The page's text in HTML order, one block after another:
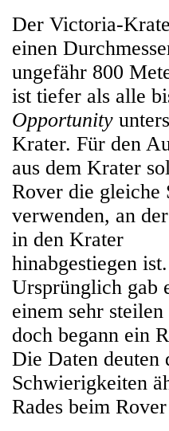
Der Victoria-
einen
ungefähr 800
ist tiefer als alle
Opportunity
Krater. Für den
aus dem Krater
Rover die gleiche
verwenden, an
in den Krater
hinabgestiegen ist.
Ursprünglich gab
einem sehr
doch begann ein
Die Daten deuten
Schwierigkeiten
Rades beim Rover